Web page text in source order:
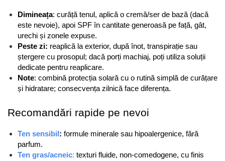
Dimineața: curăță tenul, aplică o cremă/ser de bază (dacă
este nevoie), apoi SPF în cantitate generoasă pe față, gât,
urechi și zonele expuse.
Peste zi: reaplică la exterior, după înot, transpirație sau
ștergere cu prosopul; dacă porți machiaj, poți utiliza soluții
dedicate pentru reaplicare.
Note: combină protecția solară cu o rutină simplă de curățare
și hidratare; consecvența zilnică face diferența.
Recomandări rapide pe nevoi
Ten sensibil : formule minerale sau hipoalergenice, fără
parfum.
Ten gras/acneic: texturi fluide, non-comedogene, cu finis